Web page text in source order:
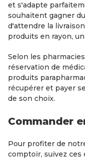
et s'adapte
souhaitent gagner
d'attendre la
produits en rayon,
Selon les
réservation de
produits
récupérer et payer
de son choix.
Commander
Pour profiter de
comptoir, suivez ces